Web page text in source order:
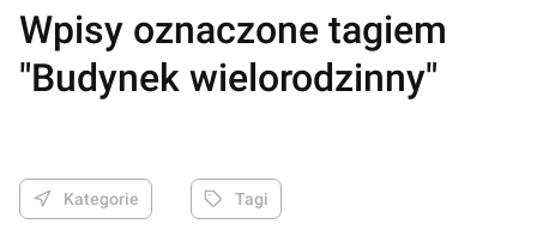
Wpisy oznaczone tagiem
"Budynek wielorodzinny"
Kategorie Tagi